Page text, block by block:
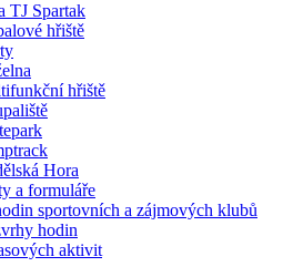
TJ Spartak
hřiště
hřiště
Hora
a formuláře
sportovních a zájmových klubů
hodin
aktivit